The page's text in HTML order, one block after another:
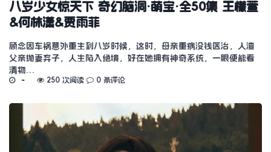
八岁少女惊天下 奇幻脑洞·萌宝·全50集 王檬萱
&何林潇&贾雨菲
顾念因车祸意外重生到八岁时候，这时，母亲重病没钱医治，人渣
父亲抛妻弃子，人生陷入绝境，好在她拥有神奇系统，一眼便能看
清物…
250 次阅读 0 条评论